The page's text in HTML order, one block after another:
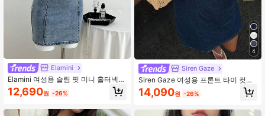
Elamini
Elamini 여성용 슬림 핏 미니 홀터넥
데님 드레스, 여름에 알맞음
12,690원 -26%
4
Siren Gaze
Siren Gaze 여성용 프론트 타이 컷아
웃 섹시 홀터넥 데님 드레스
14,090원 -26%